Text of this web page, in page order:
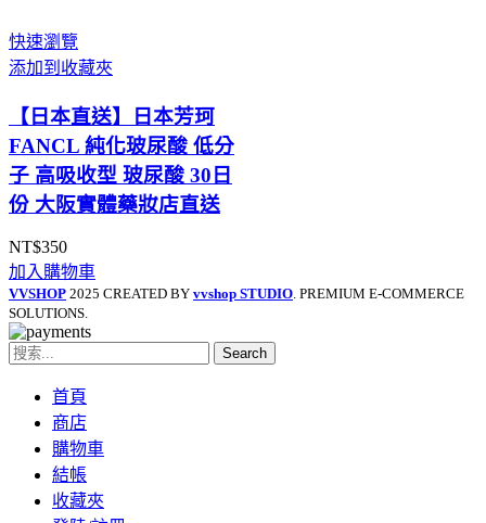
快速瀏覽
添加到收藏夾
【日本直送】日本芳珂
FANCL 純化玻尿酸 低分
子 高吸收型 玻尿酸 30日
份 大阪實體藥妝店直送
NT$350
加入購物車
VVSHOP 2025 CREATED BY vvshop STUDIO . PREMIUM E-COMMERCE
SOLUTIONS.
Search
首頁
商店
購物車
結帳
收藏夾